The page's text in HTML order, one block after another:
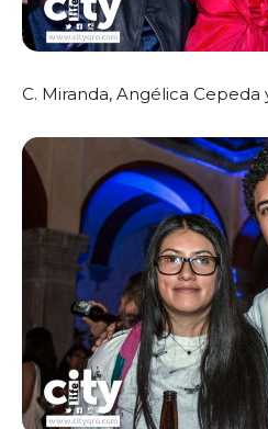
C. Miranda, Angélica